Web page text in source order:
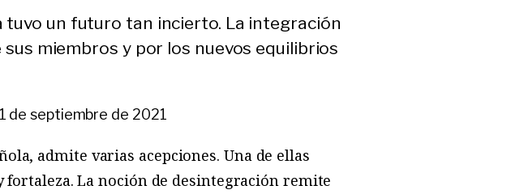
tuvo un futuro tan incierto. La integración
miembros y por los nuevos equilibrios
1 de septiembre de 2021
admite varias acepciones. Una de ellas
La noción de desintegración remite